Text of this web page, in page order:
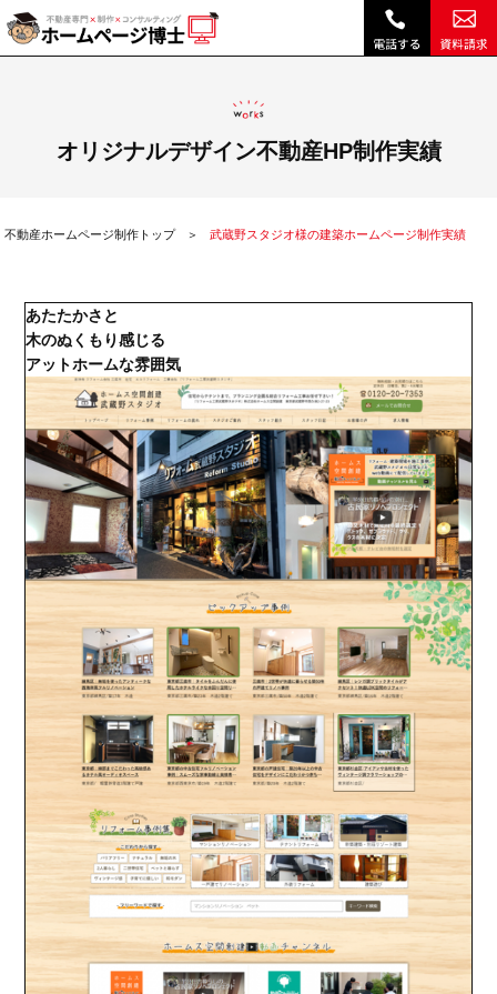
オリジナルデザイン不動産HP制作実績
不動産ホームページ制作トップ 武蔵野スタジオ様の建築ホームページ制作実績
あたたかさと
木のぬくもり感じる
アットホームな雰囲気